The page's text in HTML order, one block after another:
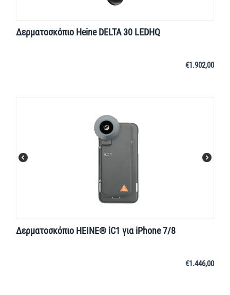
Δερματοσκόπιο Heine DELTA 30 LEDHQ
€1.902,00
Δερματοσκόπιο HEINE® iC1 για iPhone 7/8
€1.446,00